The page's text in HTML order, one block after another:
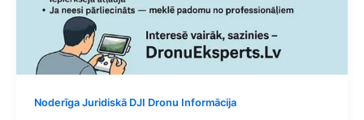
Noderīga Juridiskā DJI Dronu Informācija